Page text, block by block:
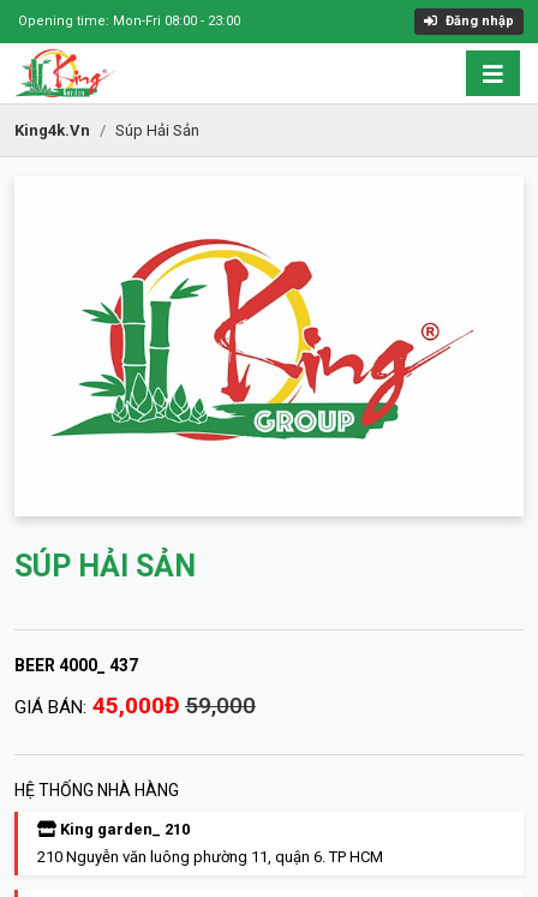
Opening time: Mon-Fri 08:00 - 23:00 Đăng nhập
King4k.vn Súp Hải Sản
SÚP HẢI SẢN
BEER 4000_ 437
GIÁ BÁN: 45,000Đ 59,000
HỆ THỐNG NHÀ HÀNG
King garden_ 210
210 Nguyễn văn luông phường 11, quận 6. TP HCM